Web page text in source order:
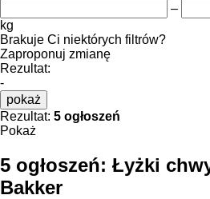
–
kg
Brakuje Ci niektórych filtrów?
Zaproponuj zmianę
Rezultat:
-
pokaż
Rezultat: 5 ogłoszeń
Pokaż
5 ogłoszeń: Łyżki
Bakker